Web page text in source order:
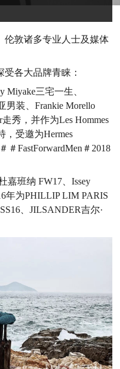
伦敦诸多专业人士及媒体
各大品牌青睐：
Miyake三宅一生、
男装、Frankie Morello
走秀，并作为Les Hommes
，受邀为Hermes
＃FastForwardMen＃2018
嘉班纳 FW17、Issey
年为PHILLIP LIM PARIS
、JILSANDER吉尔·